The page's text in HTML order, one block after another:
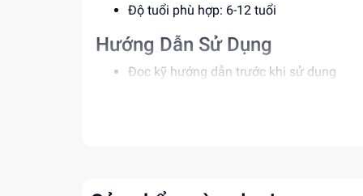
Độ tuổi phù hợp: 6-12 tuổi
Hướng Dẫn Sử Dụng
Đọc kỹ hướng dẫn trước khi sử dụng
Để trẻ em dưới sự giám sát của người
Rèn luyện kỹ năng lắp ráp, giải quyết vấn